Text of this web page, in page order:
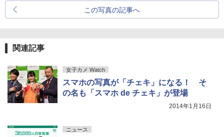
この写真の記事へ
関連記事
女子カメ Watch
スマホの写真が「チェキ」になる！ そ
の名も「スマホ de チェキ」が登場
2014年1月16日
ニュース